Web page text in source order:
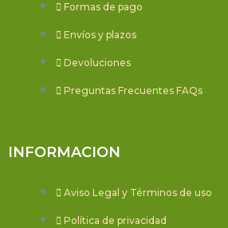
Formas de pago
Envíos y plazos
Devoluciones
Preguntas Frecuentes FAQs
INFORMACION
Aviso Legal y Términos de uso
Política de privacidad